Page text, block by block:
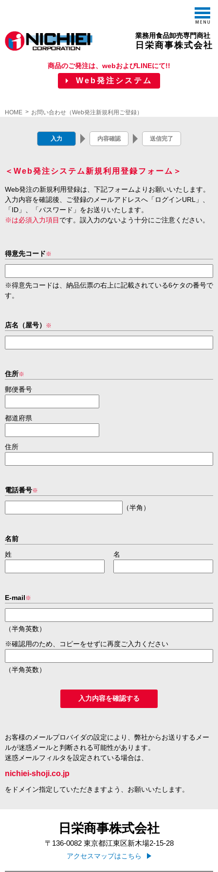
業務用食品卸売専門商社
日栄商事株式会社
商品のご発注は、webおよびLINEにて!!
Web発注システム
HOME お問い合わせ（Web発注新規利用ご登録）
入力 内容確認 送信完了
＜Web発注システム新規利用登録フォーム＞
Web発注の新規利用登録は、下記フォームよりお願いいたします。
入力内容を確認後、ご登録のメールアドレスへ「ログインURL」、
「ID」、「パスワード」をお送りいたします。
※は必須入力項目 です。誤入力のないよう十分にご注意ください。
得意先コード※
※得意先コードは、納品伝票の右上に記載されている6ケタの番号で
す。
店名（屋号） ※
住所※
郵便番号
都道府県
住所
電話番号※
（半角）
名前
姓
名
E-mail※
（半角英数）
※確認用のため、コピーをせずに再度ご入力ください
（半角英数）
お客様のメールプロバイダの設定により、弊社からお送りするメー
ルが迷惑メールと判断される可能性があります。
迷惑メールフィルタを設定されている場合は、
nichiei-shoji.co.jp
をドメイン指定していただきますよう、お願いいたします。
日栄商事株式会社
〒136-0082 東京都江東区新木場2-15-28
アクセスマップはこちら